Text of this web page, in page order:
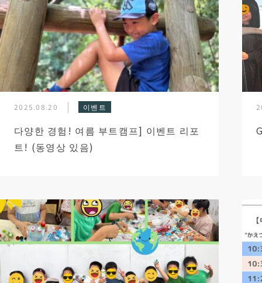
2025.08.20 이벤트
다양한 경험! 여름 부트캠프] 이벤트 리포
트! (동영상 있음)